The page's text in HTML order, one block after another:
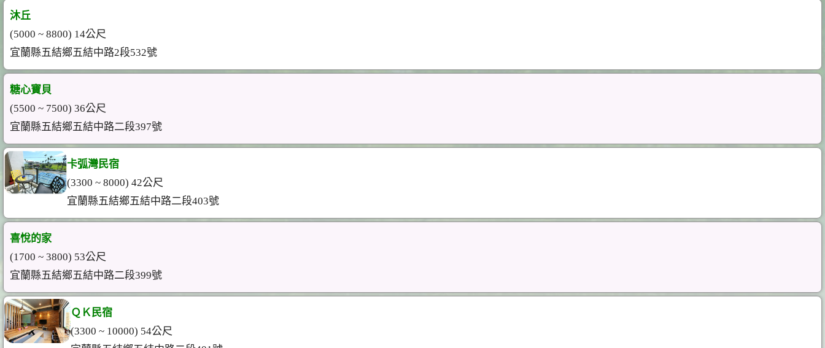
沐丘
(5000 ~ 8800) 14公尺
宜蘭縣五結鄉五結中路2段532號
糖心寶貝
(5500 ~ 7500) 36公尺
宜蘭縣五結鄉五結中路二段397號
卡弧灣民宿
(3300 ~ 8000) 42公尺
宜蘭縣五結鄉五結中路二段403號
喜悅的家
(1700 ~ 3800) 53公尺
宜蘭縣五結鄉五結中路二段399號
ＱＫ民宿
(3300 ~ 10000) 54公尺